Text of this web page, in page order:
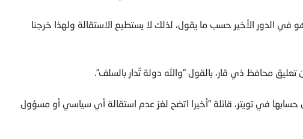
في الدور الأخير حسب ما يقول، لذلك لا يستطيع الاستقالة ولهذا خرجنا
محافظ ذي قار، بالقول “والله دولة تُدار بالسلف”.
في تويتر، قائلة “أخيرا اتضح لغز عدم استقالة أي سياسي أو مسؤول